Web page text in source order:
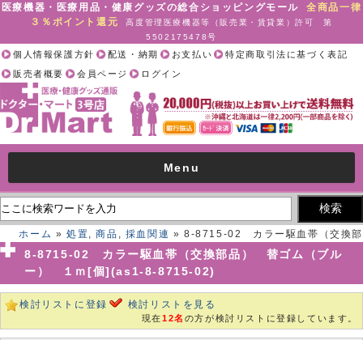
医療機器・医療用品・健康グッズの総合ショッピングモール全商品一律
３％ポイント還元
高度管理医療機器等（販売業・賃貸業）許可 第
5502175478号
個人情報保護方針 配送・納期 お支払い
特定商取引法に基づく表記
販売者概要
会員ページ ログイン
Menu
ホーム » 処置,商品 , 採血関連 » 8-8715-02 カラー駆血帯（交換部
品） 替ゴム（ブルー） １ｍ[個](as1-8-8715-02)
8-8715-02 カラー駆血帯（交換部品） 替ゴム（ブル
ー） １ｍ[個](as1-8-8715-02)
検討リストに登録 検討リストを見る
現在12名 の方が検討リストに登録しています。